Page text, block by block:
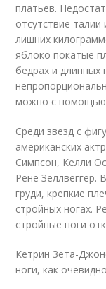
платьев.
отсутствие
лишних
яблоко покатые
бедрах и длинных
можно с помощью
Среди звезд с
американских
Симпсон, Келли
Рене
груди, крепкие
стройных ногах.
стройные ноги
Кетрин Зета-
ноги, как